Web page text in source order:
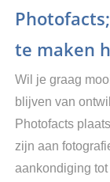
te maken
Wil je graag
blijven van
Photofacts
zijn aan
aankondiging